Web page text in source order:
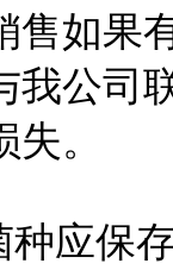
售如果
我公司
。
应保